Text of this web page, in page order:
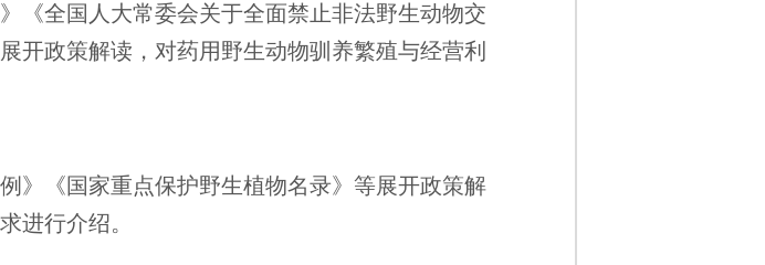
《全国人大常委会关于全面禁止非法野生动物交
开政策解读，对药用野生动物驯养繁殖与经营利
》《国家重点保护野生植物名录》等展开政策解
进行介绍。